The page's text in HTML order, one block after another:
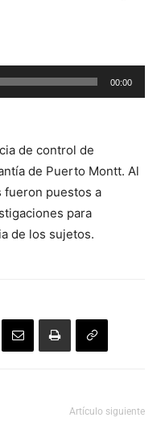
00:00
de control de
de Puerto Montt. Al
fueron puestos a
para
de los sujetos.
Artículo siguiente